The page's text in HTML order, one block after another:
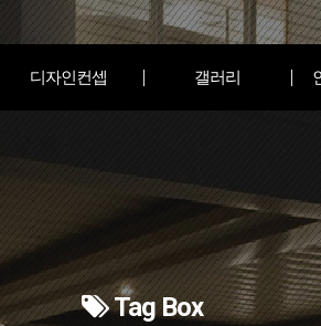
디자인컨셉 갤러리
Tag Box